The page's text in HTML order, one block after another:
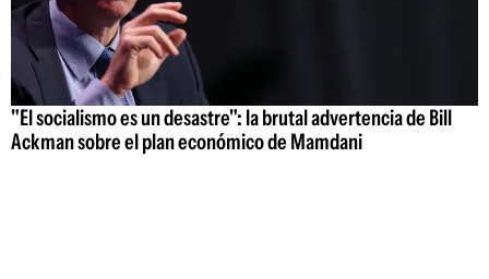
"El socialismo es un desastre": la brutal advertencia de Bill
Ackman sobre el plan económico de Mamdani